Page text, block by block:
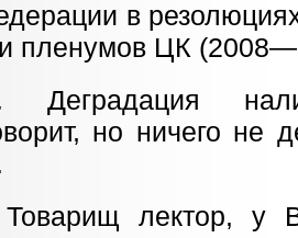
в
пленумов ЦК
Деградация
но ничего
Товарищ лектор, у